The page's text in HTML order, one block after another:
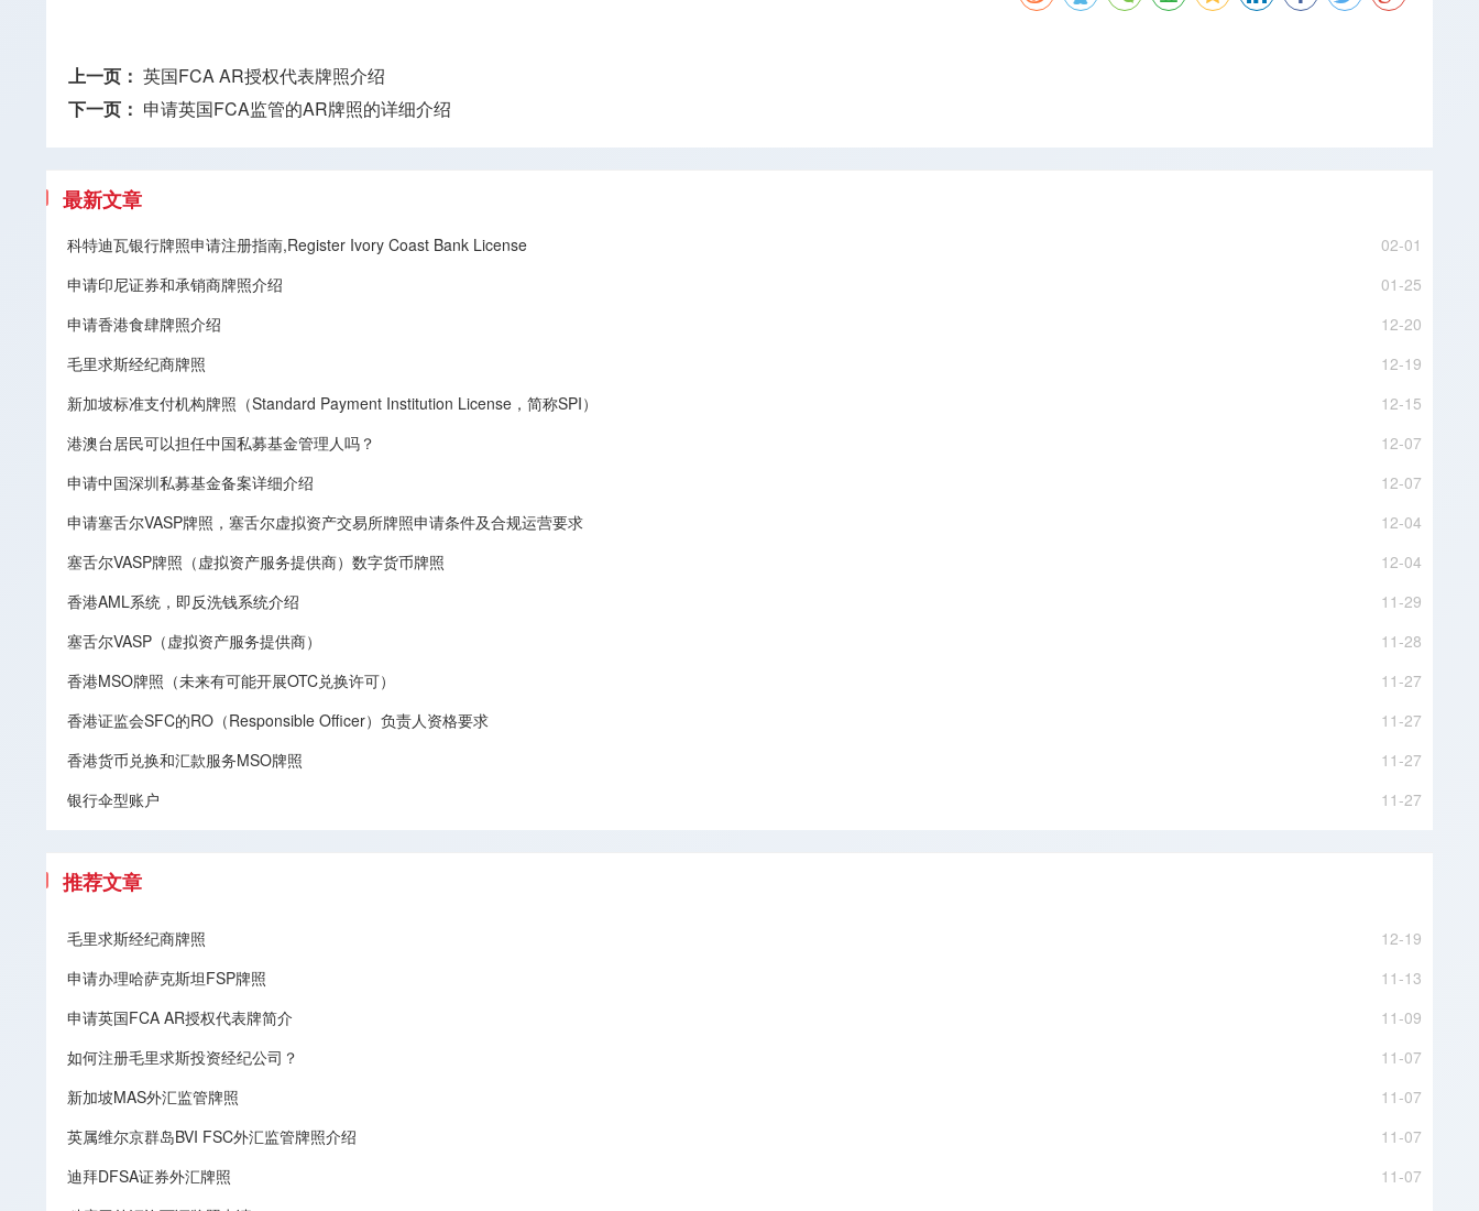
上一页： 英国FCA AR授权代表牌照介绍
下一页： 申请英国FCA监管的AR牌照的详细介绍
最新文章
02-01
科特迪瓦银行牌照申请注册指南,Register Ivory Coast Bank License
01-25
申请印尼证券和承销商牌照介绍
12-20
申请香港食肆牌照介绍
12-19
毛里求斯经纪商牌照
12-15
新加坡标准支付机构牌照（Standard Payment Institution License，简称SPI）
12-07
港澳台居民可以担任中国私募基金管理人吗？
12-07
申请中国深圳私募基金备案详细介绍
12-04
申请塞舌尔VASP牌照，塞舌尔虚拟资产交易所牌照申请条件及合规运营要求
12-04
塞舌尔VASP牌照（虚拟资产服务提供商）数字货币牌照
11-29
香港AML系统，即反洗钱系统介绍
11-28
塞舌尔VASP（虚拟资产服务提供商）
11-27
香港MSO牌照（未来有可能开展OTC兑换许可）
11-27
香港证监会SFC的RO（Responsible Officer）负责人资格要求
11-27
香港货币兑换和汇款服务MSO牌照
11-27
银行伞型账户
推荐文章
12-19
毛里求斯经纪商牌照
11-13
申请办理哈萨克斯坦FSP牌照
11-09
申请英国FCA AR授权代表牌简介
11-07
如何注册毛里求斯投资经纪公司？
11-07
新加坡MAS外汇监管牌照
11-07
英属维尔京群岛BVI FSC外汇监管牌照介绍
11-07
迪拜DFSA证券外汇牌照